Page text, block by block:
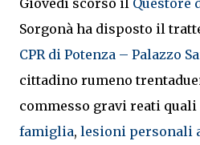
Giovedì scorso il Questore
Sorgonà ha disposto il
CPR di Potenza – Palazzo
cittadino rumeno
commesso gravi reati quali
famiglia, lesioni personali